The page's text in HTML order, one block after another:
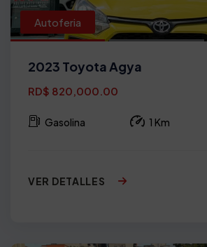
Autoferia
2023 Toyota Agya
RD$ 820,000.00
Gasolina 1 Km
VER DETALLES